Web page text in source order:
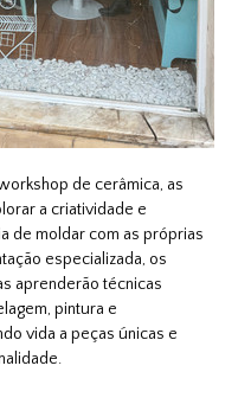
de cerâmica, as
a criatividade e
de moldar com as próprias
especializada, os
aprenderão técnicas
pintura e
vida a peças únicas e